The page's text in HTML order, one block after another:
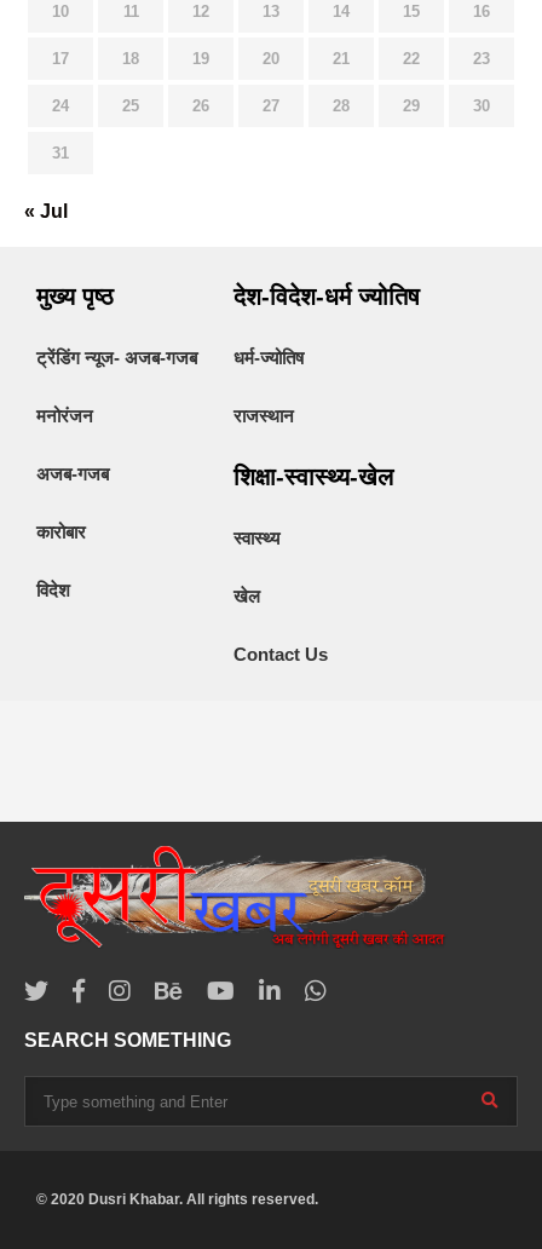
10 11 12 13 14 15 16
17 18 19 20 21 22 23
24 25 26 27 28 29 30
31
« Jul
मुख्य पृष्ठ
ट्रेंडिंग न्यूज- अजब-गजब
मनोरंजन
अजब-गजब
कारोबार
विदेश
देश-विदेश-धर्म ज्योतिष
धर्म-ज्योतिष
राजस्थान
शिक्षा-स्वास्थ्य-खेल
स्वास्थ्य
खेल
Contact Us
SEARCH SOMETHING
© 2020 Dusri Khabar. All rights reserved.